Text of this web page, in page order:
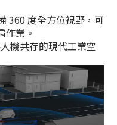
360 度全方位視野，可
作業。
機共存的現代工業空